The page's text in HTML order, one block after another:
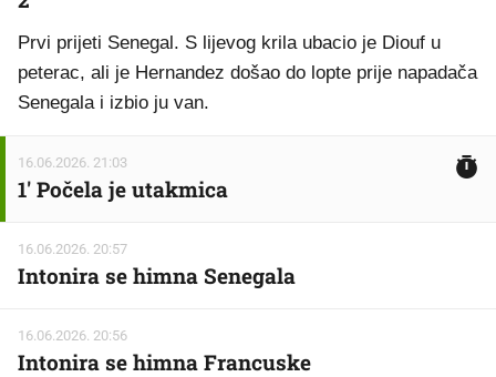
Prvi prijeti Senegal. S lijevog krila ubacio je Diouf u
peterac, ali je Hernandez došao do lopte prije napadača
Senegala i izbio ju van.
16.06.2026. 21:03
1' Počela je utakmica
16.06.2026. 20:57
Intonira se himna Senegala
16.06.2026. 20:56
Intonira se himna Francuske